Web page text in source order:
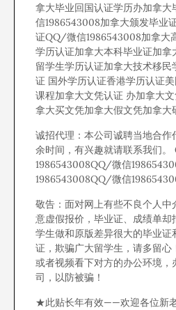
拿大毕业回国认证学历办加拿
信1986543008加拿大颁发毕业
证QQ/微信1986543008加拿大
学历认证加拿大本科毕业证加拿
留学生学历认证加拿大技术移民
证 国外学历认证香港学历认证
课程加拿大文凭认证 办加拿大
拿大买文凭加拿大假文凭加拿大
诚招代理：本公司诚聘当地合作
余时间，有兴趣就请联系我们
1986543008QQ/微信
1986543008QQ/微信
敬告：面对网上有些不良个人中
意虚假报价，毕业证、成绩单
学生做和原版差异很大的毕业证
证，欺骗广大留学生，请多留心
或者视频看下对方的办公环境，
司，以防被骗！
★此贴长年有效——欢迎各位新